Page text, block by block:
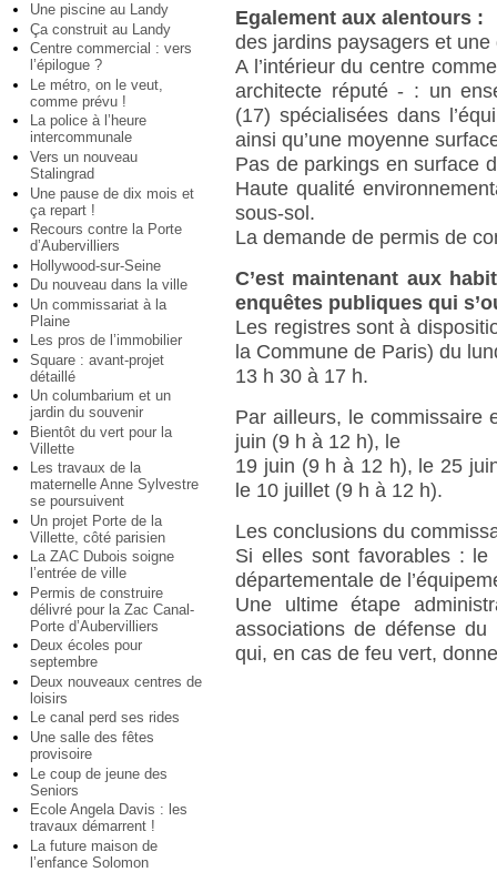
Une piscine au Landy
Ça construit au Landy
Centre commercial : vers
l’épilogue ?
Le métro, on le veut,
comme prévu !
La police à l’heure
intercommunale
Vers un nouveau
Stalingrad
Une pause de dix mois et
ça repart !
Recours contre la Porte
d’Aubervilliers
Hollywood-sur-Seine
Du nouveau dans la ville
Un commissariat à la
Plaine
Les pros de l’immobilier
Square : avant-projet
détaillé
Un columbarium et un
jardin du souvenir
Bientôt du vert pour la
Villette
Les travaux de la
maternelle Anne Sylvestre
se poursuivent
Un projet Porte de la
Villette, côté parisien
La ZAC Dubois soigne
l’entrée de ville
Permis de construire
délivré pour la Zac Canal-
Porte d’Aubervilliers
Deux écoles pour
septembre
Deux nouveaux centres de
loisirs
Le canal perd ses rides
Une salle des fêtes
provisoire
Le coup de jeune des
Seniors
Ecole Angela Davis : les
travaux démarrent !
La future maison de
l’enfance Solomon
Egalement aux alentours :
des jardins paysagers et une
A l’intérieur du centre
architecte réputé - : un
(17) spécialisées dans
ainsi qu’une moyenne
Pas de parkings en surface
Haute qualité
sous-sol.
La demande de permis de
C’est maintenant aux
enquêtes publiques qui
Les registres sont à
la Commune de Paris) du
13 h 30 à 17 h.
Par ailleurs, le commissaire
juin (9 h à 12 h), le
19 juin (9 h à 12 h), le 25
le 10 juillet (9 h à 12 h).
Les conclusions du
Si elles sont favorables : le
départementale de
Une ultime étape
associations de défense du
qui, en cas de feu vert,